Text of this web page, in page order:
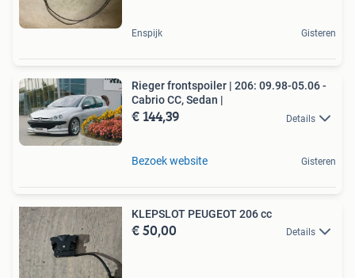
Enspijk Gisteren
Rieger frontspoiler | 206: 09.98-05.06 -
Cabrio CC, Sedan |
€ 144,39 Details
Bezoek website Gisteren
KLEPSLOT PEUGEOT 206 cc
€ 50,00 Details